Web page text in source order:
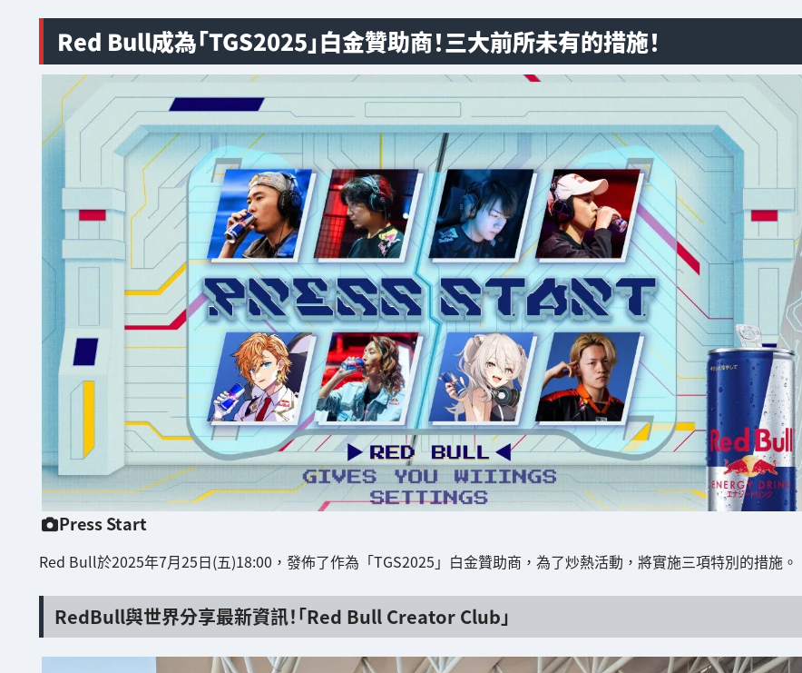
Red Bull成為「TGS2025」白金贊助商！三大前所未有的措施！
Press Start
Red Bull於2025年7月25日(五)18:00，發佈了作為「TGS2025」白金贊助商，為了炒熱活動，將實施三項特別的措施。
RedBull與世界分享最新資訊！「Red Bull Creator Club」